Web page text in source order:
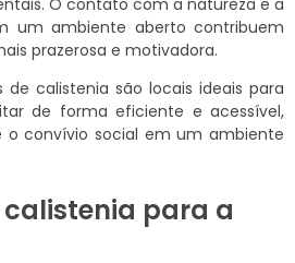
O contato com a natureza e a
um ambiente aberto contribuem
prazerosa e motivadora.
de calistenia são locais ideais para
de forma eficiente e acessível,
o convívio social em um ambiente
calistenia para a